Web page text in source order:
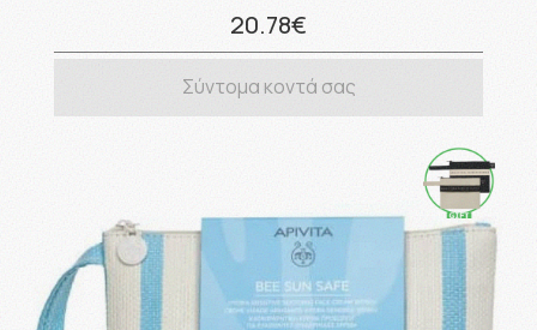
20.78€
Σύντομα κοντά σας